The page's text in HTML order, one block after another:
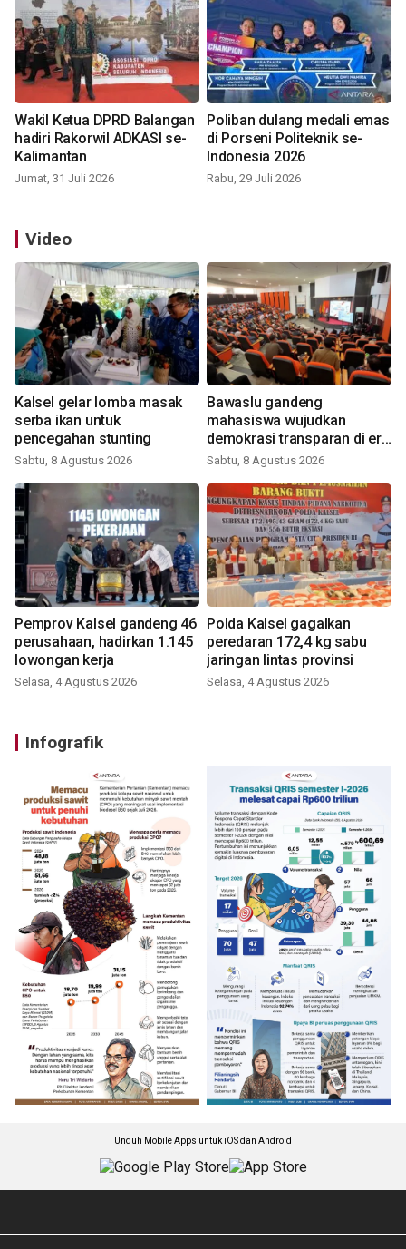
Wakil Ketua DPRD Balangan
hadiri Rakorwil ADKASI se-
Kalimantan
Jumat, 31 Juli 2026
Poliban dulang medali emas
di Porseni Politeknik se-
Indonesia 2026
Rabu, 29 Juli 2026
Video
Kalsel gelar lomba masak
serba ikan untuk
pencegahan stunting
Sabtu, 8 Agustus 2026
Bawaslu gandeng
mahasiswa wujudkan
demokrasi transparan di era
digital
Sabtu, 8 Agustus 2026
Pemprov Kalsel gandeng 46
perusahaan, hadirkan 1.145
lowongan kerja
Selasa, 4 Agustus 2026
Polda Kalsel gagalkan
peredaran 172,4 kg sabu
jaringan lintas provinsi
Selasa, 4 Agustus 2026
Infografik
Unduh Mobile Apps untuk iOS dan Android